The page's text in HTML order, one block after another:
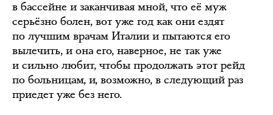
в бассейне и заканчивая мной, что её муж
серьёзно болен, вот уже год как они ездят
по лучшим врачам Италии и пытаются его
вылечить, и она его, наверное, не так уже
и сильно любит, чтобы продолжать этот рейд
по больницам, и, возможно, в следующий раз
приедет уже без него.